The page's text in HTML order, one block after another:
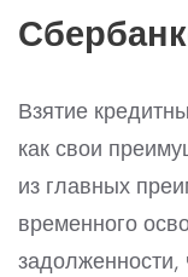
Взятие
как свои
из главных
временного
задолженности,